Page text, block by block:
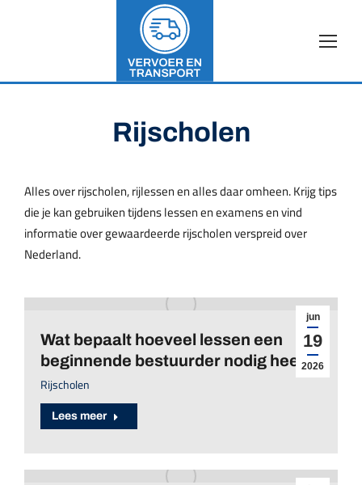
Rijscholen
Alles over rijscholen, rijlessen en alles daar omheen. Krijg tips
die je kan gebruiken tijdens lessen en examens en vind
informatie over gewaardeerde rijscholen verspreid over
Nederland.
jun
19
2026
Wat bepaalt hoeveel lessen een
beginnende bestuurder nodig heeft
Rijscholen
Lees meer